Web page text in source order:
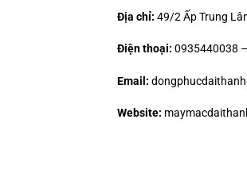
Địa chỉ: 49/2 Ấp Trung
Điện thoại: 0935440038
Email:
Website: